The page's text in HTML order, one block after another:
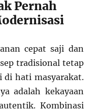
Pernah
cepat saji dan
tradisional tetap
hati masyarakat.
adalah kekayaan
Kombinasi